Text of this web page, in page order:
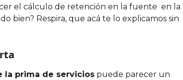
el cálculo de retención en la fuente  en la
bien? Respira, que acá te lo explicamos sin
la prima de servicios puede parecer un